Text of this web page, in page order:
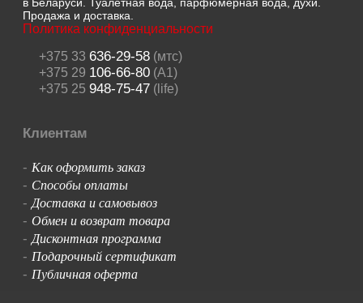
в Беларуси. Туалетная вода, парфюмерная вода, духи.
Продажа и доставка.
Политика конфиденциальности
+375 33 636-29-58(мтс)
+375 29 106-66-80(A1)
+375 25 948-75-47(life)
Клиентам
- Как оформить заказ
- Способы оплаты
-Доставка и самовывоз
- Обмен и возврат товара
-Дисконтная программа
- Подарочный сертификат
- Публичная оферта